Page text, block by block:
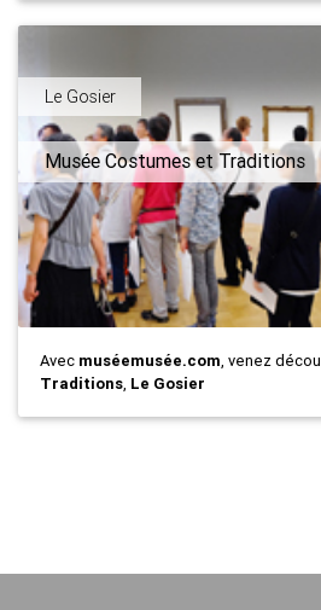
Le Gosier
Musée Costumes et Traditions
Avec muséemusée.com, venez
Traditions, Le Gosier